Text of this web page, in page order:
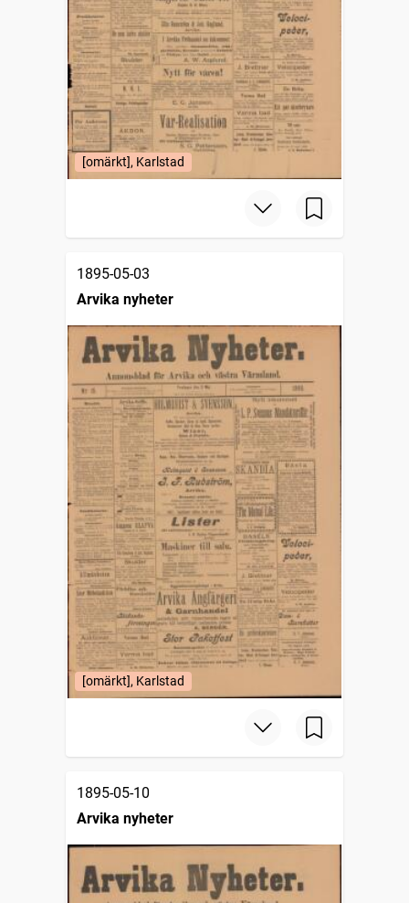
[omärkt], Karlstad
1895-05-03
Arvika nyheter
[omärkt], Karlstad
1895-05-10
Arvika nyheter